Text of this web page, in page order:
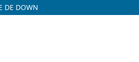
DE DOWN